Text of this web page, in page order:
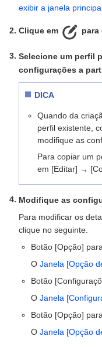
exibir a janela
Clique em para
Selecione um perfil
configurações a
DICA
Quando da
perfil existente,
modifique as
Para copiar um
em [Editar] →
Modifique as
Para modificar os
clique no seguinte.
Botão [Opção]
O Janela [Opção
Botão
O Janela
Botão [Opção]
O Janela [Opção